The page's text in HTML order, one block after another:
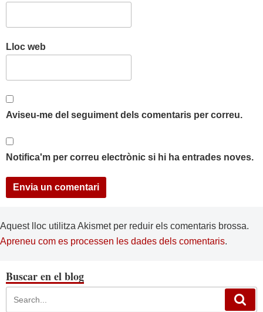
Lloc web
Aviseu-me del seguiment dels comentaris per correu.
Notifica'm per correu electrònic si hi ha entrades noves.
Aquest lloc utilitza Akismet per reduir els comentaris brossa.
Apreneu com es processen les dades dels comentaris.
Buscar en el blog